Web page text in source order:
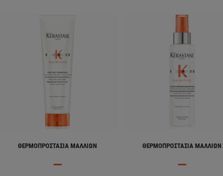
ΘΕΡΜΟΠΡΟΣΤΑΣΊΑ ΜΑΛΛΙΏΝ ΘΕΡΜΟΠΡΟΣΤΑΣΊΑ ΜΑΛΛΙΏΝ